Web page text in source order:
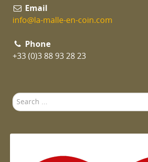
Email
info@la-malle-en-coin.com
Phone
+33 (0)3 88 93 28 23
Search
...